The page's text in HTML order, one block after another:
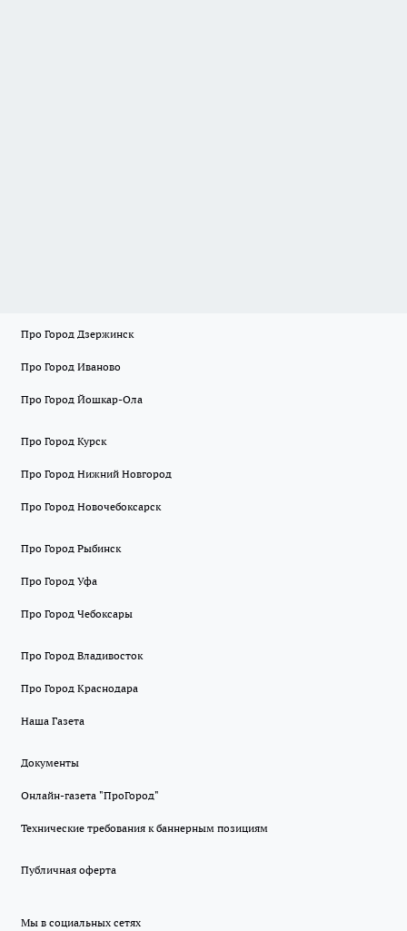
Про Город Дзержинск
Про Город Иваново
Про Город Йошкар-Ола
Про Город Курск
Про Город Нижний Новгород
Про Город Новочебоксарск
Про Город Рыбинск
Про Город Уфа
Про Город Чебоксары
Про Город Владивосток
Про Город Краснодара
Наша Газета
Документы
Онлайн-газета "ПроГород"
Технические требования к баннерным позициям
Публичная оферта
Мы в социальных сетях